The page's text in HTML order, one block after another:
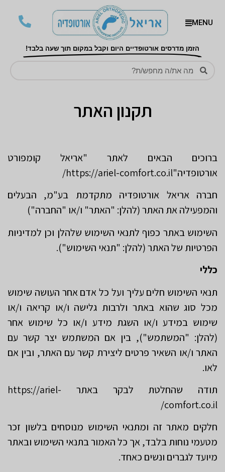
MENU
הזמן מדרסים אורטופדיים היום וקבל במקום תוך שעה בלבד!
תקנון האתר
ברוכים הבאים לאתר "אריאל קומפורט
אורטופדיה"https://ariel-comfort.co.il/
חברה אריאל אורטופדיה מתקדמת בע"מ, הבעלים
והמפעילה את האתר (להלן: "האתר" ו/או "החברה")
השימוש באתר כפוף לתנאי השימוש שלהלן וכן למדיניות
הפרטיות של האתר (להלן: "תנאי השימוש").
כללי
תנאי השימוש חלים עליך ועל כל אדם אחר העושה שימוש
מכל סוג שהוא באתר ולרבות גלישה ו/או קריאה ו/או
שימוש במידע ו/או השגת מידע ו/או כל שימוש אחר
(להלן: "המשתמש"), בין אם המשתמש יצר קשר עם
האתר ו/או השאיר פרטים ליצירת קשר עם האתר, ובין אם
לאו.
תודה שהחלטת לבקר באתר https://ariel-
comfort.co.il/
חלקים מאתר זה ומתנאי השימוש מנוסחים בלשון זכר
מטעמי נוחות בלבד, אך כל האמור בתנאי השימוש ובאתר
מיועד לגברים ונשים כאחד.